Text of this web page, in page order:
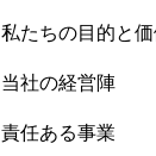
私たちの目的と
当社の経営陣
責任ある事業